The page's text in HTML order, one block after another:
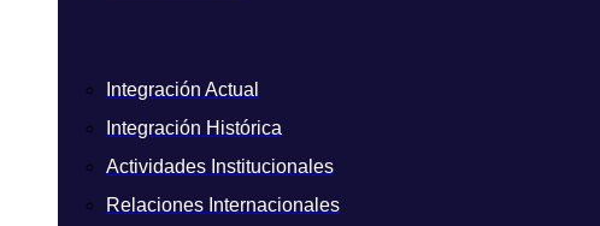
Integración Actual
Integración Histórica
Actividades Institucionales
Relaciones Internacionales